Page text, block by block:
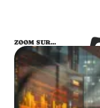
ZOOM SUR…